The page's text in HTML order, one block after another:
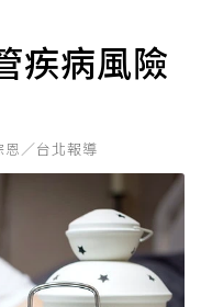
疾病風險
／台北報導